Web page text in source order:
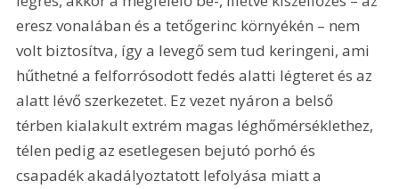
eresz vonalában és a tetőgerinc környékén – nem
volt biztosítva, így a levegő sem tud keringeni, ami
hűthetné a felforrósodott fedés alatti légteret és az
alatt lévő szerkezetet. Ez vezet nyáron a belső
térben kialakult extrém magas léghőmérséklethez,
télen pedig az esetlegesen bejutó porhó és
csapadék akadályoztatott lefolyása miatt a